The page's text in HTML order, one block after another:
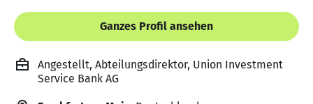
Ganzes Profil ansehen
Angestellt, Abteilungsdirektor, Union Investment
Service Bank AG